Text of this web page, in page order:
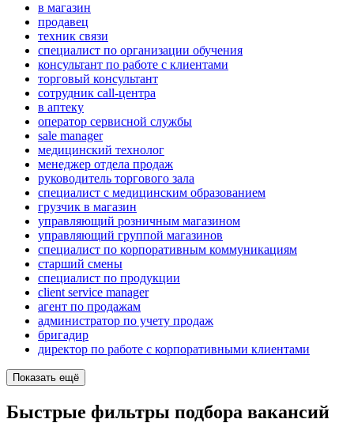
в магазин
продавец
техник связи
специалист по организации обучения
консультант по работе с клиентами
торговый консультант
сотрудник call-центра
в аптеку
оператор сервисной службы
sale manager
медицинский технолог
менеджер отдела продаж
руководитель торгового зала
специалист с медицинским образованием
грузчик в магазин
управляющий розничным магазином
управляющий группой магазинов
специалист по корпоративным коммуникациям
старший смены
специалист по продукции
client service manager
агент по продажам
администратор по учету продаж
бригадир
директор по работе с корпоративными клиентами
Показать ещё
Быстрые фильтры подбора вакансий